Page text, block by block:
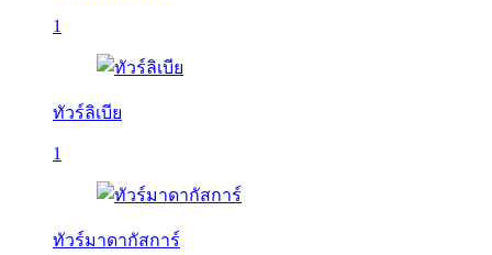
1
ทัวร์ลิเบีย
1
ทัวร์มาดากัสการ์